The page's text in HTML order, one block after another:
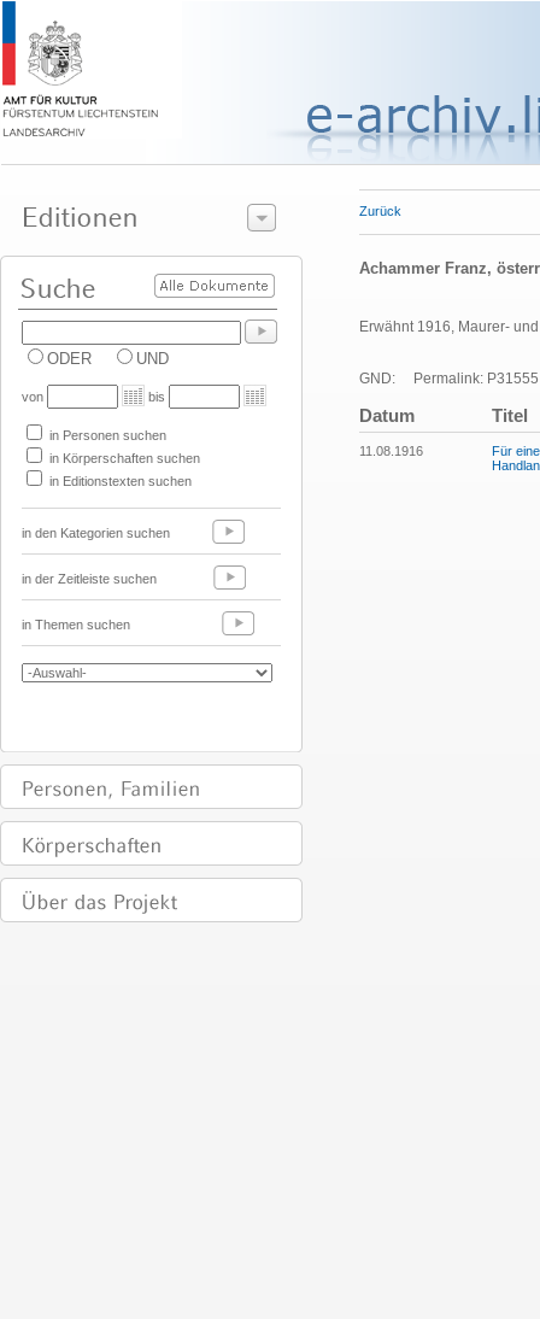
ODER UND
von bis
in Personen suchen
in Körperschaften suchen
in Editionstexten suchen
in den Kategorien suchen
in der Zeitleiste suchen
in Themen suchen
Zurück
Achammer Franz,
Erwähnt 1916, Maurer-
GND: Permalink: P31555
Datum Titel
11.08.1916
Für